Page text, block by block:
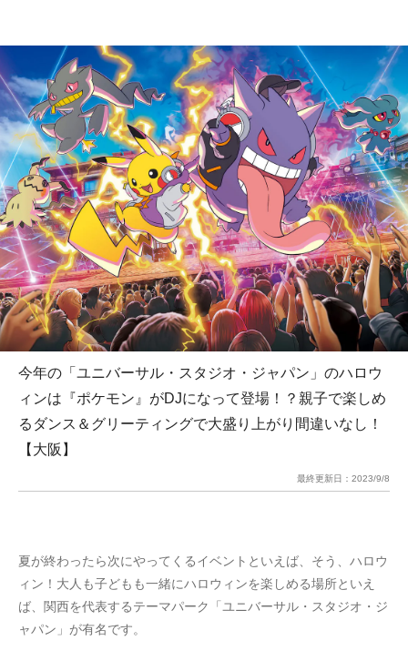
今年の「ユニバーサル・スタジオ・ジャパン」のハロウ
ィンは『ポケモン』がDJになって登場！？親子で楽しめ
るダンス＆グリーティングで大盛り上がり間違いなし！
【大阪】
最終更新日： 2023/9/8
夏が終わったら次にやってくるイベントといえば、そう、ハロウ
ィン！大人も子どもも一緒にハロウィンを楽しめる場所といえ
ば、関西を代表するテーマパーク「ユニバーサル・スタジオ・ジ
ャパン」が有名です。